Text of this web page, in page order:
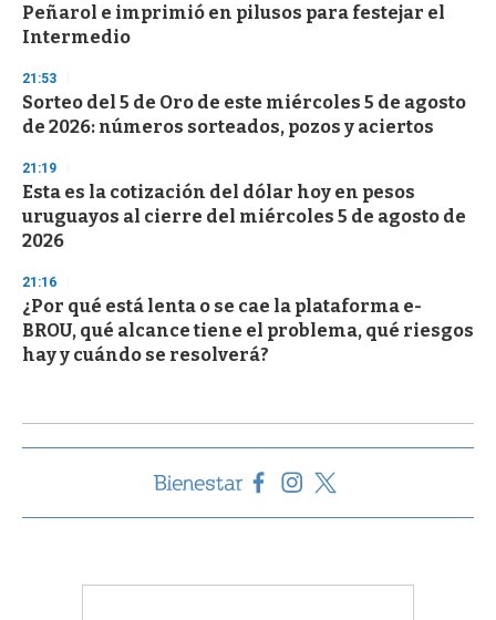
Peñarol e imprimió en pilusos para festejar el
Intermedio
21:53
Sorteo del 5 de Oro de este miércoles 5 de agosto
de 2026: números sorteados, pozos y aciertos
21:19
Esta es la cotización del dólar hoy en pesos
uruguayos al cierre del miércoles 5 de agosto de
2026
21:16
¿Por qué está lenta o se cae la plataforma e-
BROU, qué alcance tiene el problema, qué riesgos
hay y cuándo se resolverá?